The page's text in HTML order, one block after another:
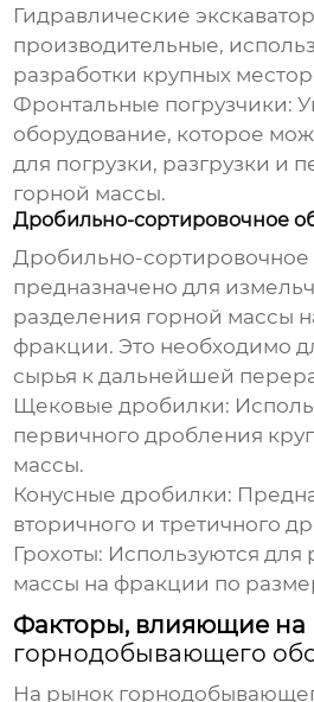
Гидравлические
производительные,
разработки крупных
Фронтальные погрузчики:
оборудование, которое
для погрузки, разгрузки и
горной массы.
Дробильно-сортировочное
Дробильно-сортировочное
предназначено для
разделения горной массы
фракции. Это необходимо
сырья к дальнейшей
Щековые дробилки:
первичного дробления
массы.
Конусные дробилки:
вторичного и третичного
Грохоты: Используются для
массы на фракции по
Факторы, влияющие на
горнодобывающего
На рынок